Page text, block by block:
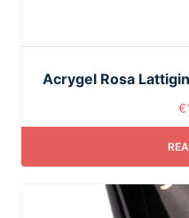
Acrygel Rosa
€